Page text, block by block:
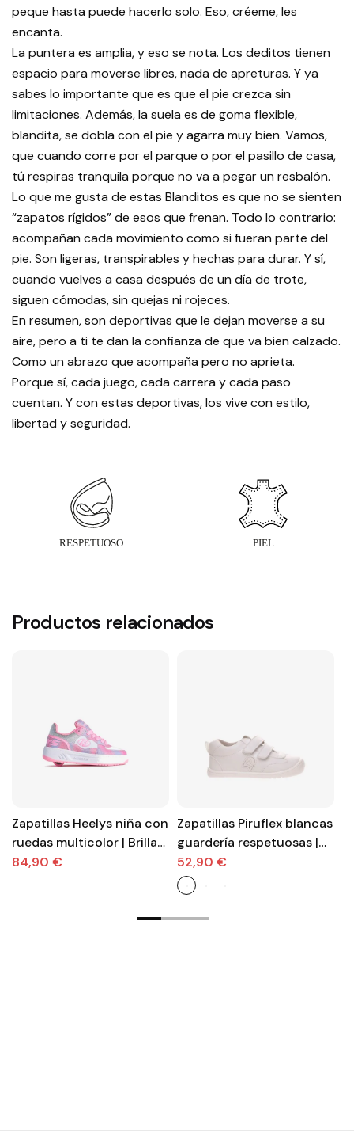
peque hasta puede hacerlo solo. Eso, créeme, les
encanta.
La puntera es amplia, y eso se nota. Los deditos tienen
espacio para moverse libres, nada de apreturas. Y ya
sabes lo importante que es que el pie crezca sin
limitaciones. Además, la suela es de goma flexible,
blandita, se dobla con el pie y agarra muy bien. Vamos,
que cuando corre por el parque o por el pasillo de casa,
tú respiras tranquila porque no va a pegar un resbalón.
Lo que me gusta de estas Blanditos es que no se sienten
“zapatos rígidos” de esos que frenan. Todo lo contrario:
acompañan cada movimiento como si fueran parte del
pie. Son ligeras, transpirables y hechas para durar. Y sí,
cuando vuelves a casa después de un día de trote,
siguen cómodas, sin quejas ni rojeces.
En resumen, son deportivas que le dejan moverse a su
aire, pero a ti te dan la confianza de que va bien calzado.
Como un abrazo que acompaña pero no aprieta.
Porque sí, cada juego, cada carrera y cada paso
cuentan. Y con estas deportivas, los vive con estilo,
libertad y seguridad.
Productos relacionados
Zapatillas Heelys niña con
ruedas multicolor | Brillan
sin parar
84,90 €
Zapatillas Piruflex blancas
guardería respetuosas |
Primeros días
52,90 €